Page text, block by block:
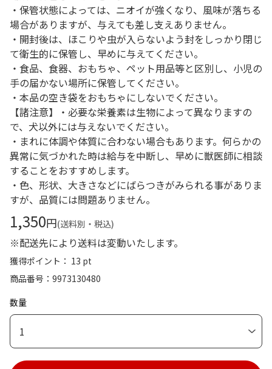
・保管状態によっては、ニオイが強くなり、風味が落ちる
場合がありますが、与えても差し支えありません。
・開封後は、ほこりや虫が入らないよう封をしっかり閉じ
て衛生的に保管し、早めに与えてください。
・食品、食器、おもちゃ、ペット用品等と区別し、小児の
手の届かない場所に保管してください。
・本品の空き袋をおもちゃにしないでください。
【諸注意】・必要な栄養素は生物によって異なりますの
で、犬以外には与えないでください。
・まれに体調や体質に合わない場合もあります。何らかの
異常に気づかれた時は給与を中断し、早めに獣医師に相談
することをおすすめします。
・色、形状、大きさなどにばらつきがみられる事がありま
すが、品質には問題ありません。
1,350円(送料別・税込)
※配送先により送料は変動いたします。
獲得ポイント： 13 pt
商品番号
9973130480
数量
1